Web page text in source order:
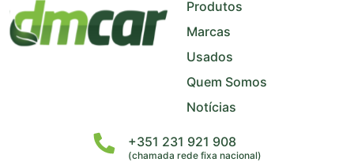
Produtos
Marcas
Usados
Quem Somos
Notícias
+351 231 921 908
(chamada rede fixa nacional)